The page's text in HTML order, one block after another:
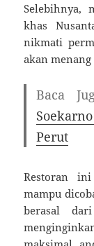
Selebihnya,
khas
nikmati
akan
Baca
Perut
Restoran
mampu
berasal